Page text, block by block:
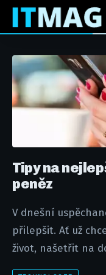
Tipy na
peněz
V dnešní
přilepšit. Ať už
život, našetřit na